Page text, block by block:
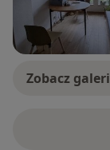
Zobacz